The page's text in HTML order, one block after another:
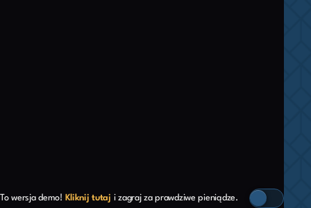
To wersja demo! Kliknij tutaj i zagraj za prawdziwe pieniądze.